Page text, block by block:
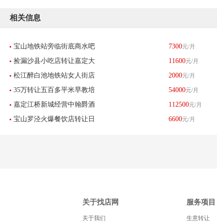
相关信息
宝山地铁站旁临街底商水吧
小吃店早餐店杂货店低价转
7300元/月
捡漏沙县小吃店转让嘉定大
融城旁十字路口-已转让
11600元/月
松江醉白池地铁站女人街店
铺招租不限行业房租便宜没
2000元/月
35万转让五百多平米早教培
训机构钢琴-已转让
54000元/月
嘉定江桥新城经营中翰爵酒
店忍痛转让-已转让
112500元/月
宝山罗泾火爆餐饮店转让日 6600元/月
关于找店网
关于我们
服务项目
生意转让